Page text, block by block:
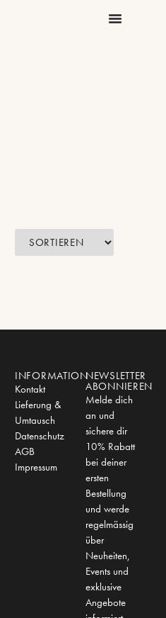
INFORMATION
Kontakt
Lieferung &
Umtausch
Datenschutz
AGB
Impressum
NEWSLETTER
ABONNIEREN
Melde dich
an und
sichere dir
10% Rabatt
bei deiner
ersten
Bestellung
und werde
regelmässig
über
Neuheiten,
Events und
exklusive
Angebote